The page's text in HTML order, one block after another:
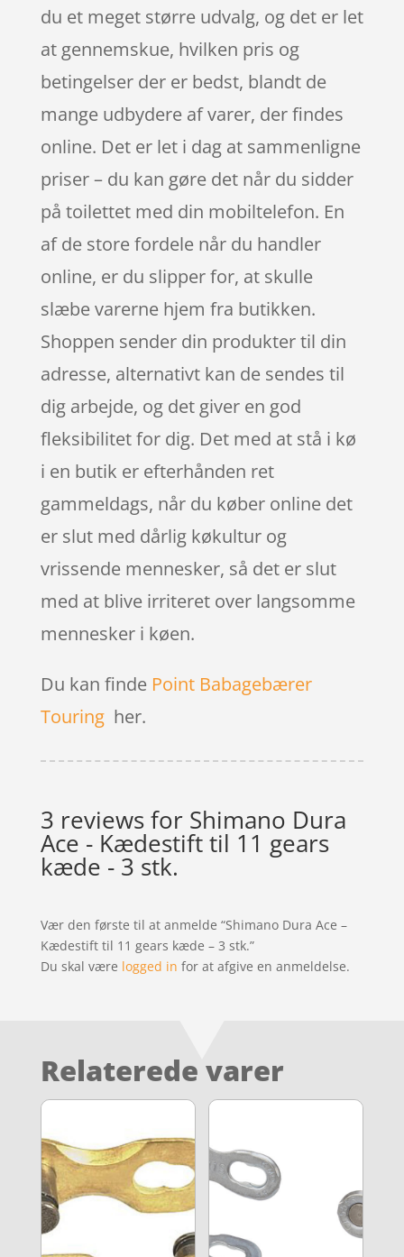
du et meget større udvalg, og det er let
at gennemskue, hvilken pris og
betingelser der er bedst, blandt de
mange udbydere af varer, der findes
online. Det er let i dag at sammenligne
priser – du kan gøre det når du sidder
på toilettet med din mobiltelefon. En
af de store fordele når du handler
online, er du slipper for, at skulle
slæbe varerne hjem fra butikken.
Shoppen sender din produkter til din
adresse, alternativt kan de sendes til
dig arbejde, og det giver en god
fleksibilitet for dig. Det med at stå i kø
i en butik er efterhånden ret
gammeldags, når du køber online det
er slut med dårlig køkultur og
vrissende mennesker, så det er slut
med at blive irriteret over langsomme
mennesker i køen.
Du kan finde Point Babagebærer
Touringher.
3 reviews for Shimano Dura
Ace - Kædestift til 11 gears
kæde - 3 stk.
Vær den første til at anmelde “Shimano Dura Ace –
Kædestift til 11 gears kæde – 3 stk.”
Du skal være logged in for at afgive en anmeldelse.
Relaterede varer